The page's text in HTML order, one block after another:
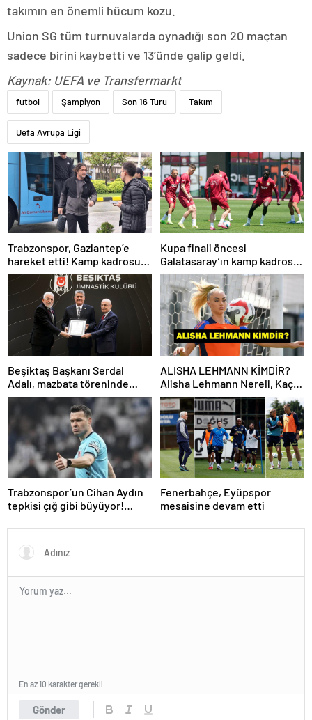
takımın en önemli hücum kozu.
Union SG tüm turnuvalarda oynadığı son 20 maçtan
sadece birini kaybetti ve 13’ünde galip geldi.
Kaynak: UEFA ve Transfermarkt
futbol Şampiyon Son 16 Turu Takım
Uefa Avrupa Ligi
Trabzonspor, Gaziantep’e
hareket etti! Kamp kadrosu
açıklandı…
Kupa finali öncesi
Galatasaray’ın kamp kadrosu
belli oldu!
Beşiktaş Başkanı Serdal
Adalı, mazbata töreninde
konuştu: Gün istikrar
ALISHA LEHMANN KİMDİR?
Alisha Lehmann Nereli, Kaç
Yaşında, Hangi Takımda
Oynuyor?
Trabzonspor’un Cihan Aydın
tepkisi çığ gibi büyüyor!
Fenerbahçe, Eyüpspor
mesaisine devam etti
Gönder
En az 10 karakter gerekli